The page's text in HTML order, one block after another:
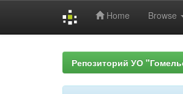
Home Browse
Репозиторий УО